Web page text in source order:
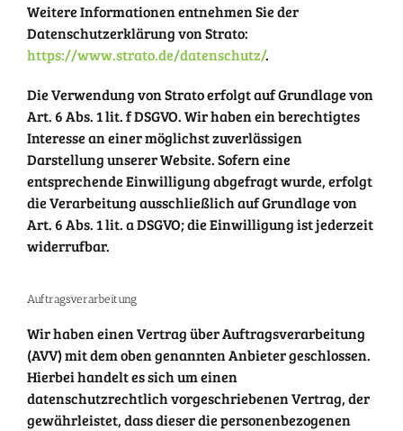
Weitere Informationen entnehmen Sie der
Datenschutzerklärung von Strato:
https://www.strato.de/datenschutz/.
Die Verwendung von Strato erfolgt auf Grundlage von
Art. 6 Abs. 1 lit. f DSGVO. Wir haben ein berechtigtes
Interesse an einer möglichst zuverlässigen
Darstellung unserer Website. Sofern eine
entsprechende Einwilligung abgefragt wurde, erfolgt
die Verarbeitung ausschließlich auf Grundlage von
Art. 6 Abs. 1 lit. a DSGVO; die Einwilligung ist jederzeit
widerrufbar.
Auftragsverarbeitung
Wir haben einen Vertrag über Auftragsverarbeitung
(AVV) mit dem oben genannten Anbieter geschlossen.
Hierbei handelt es sich um einen
datenschutzrechtlich vorgeschriebenen Vertrag, der
gewährleistet, dass dieser die personenbezogenen